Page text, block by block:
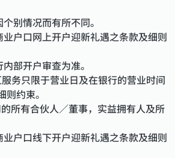
别情况而有所不同。
户口网上开户迎新礼遇之条款及细则
部开户审查为准。
务只限于营业日及在银行的营业时间
约束。
的所有合伙人／董事，实益拥有人及所
户口线下开户迎新礼遇之条款及细则